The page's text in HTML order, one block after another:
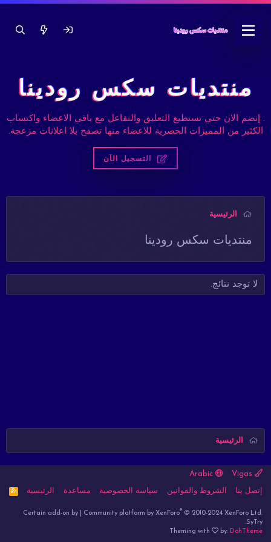
منتديات سكس رودينا
. إنضم الان حتي تستطيع التعليق والتفاعل مع باقي الاعضاء واكتساب
الكثير من المميزات الحصرية للاعضاء منها تصفح بلا اعلانات مزعجة.
التسجيل الآن
الرئيسية
منتديات سكس رودينا
لا توجد نتائج.
الرئيسية
Arabic
إتصل بنا الشروط والقوانين سياسة الخصوصية مساعدة الرئيسية
R
Community platform by XenForo® © 2010-2024 XenForo Ltd.
Certain add-on by
SyTry.
Theming with
by: DohTheme